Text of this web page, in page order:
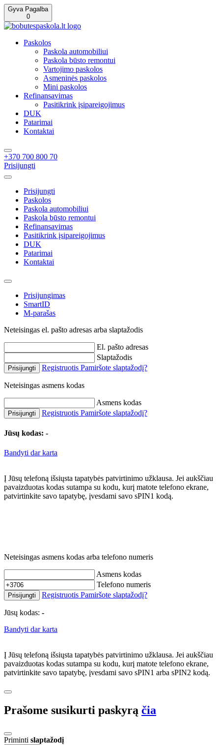
Gyva Pagalba
0
Paskolos
Paskola automobiliui
Paskola būsto remontui
Vartojimo paskolos
Asmeninės paskolos
Mini paskolos
Refinansavimas
Pasitikrink įsipareigojimus
DUK
Patarimai
Kontaktai
+370 700 800 70
Prisijungti
Prisijungti
Paskolos
Paskola automobiliui
Paskola būsto remontui
Refinansavimas
Pasitikrink įsipareigojimus
DUK
Patarimai
Kontaktai
Prisijungimas
SmartID
M-parašas
Neteisingas el. pašto adresas arba slaptažodis
El. pašto adresas
Slaptažodis
Prisijungti Registruotis Pamiršote slaptažodį?
Neteisingas asmens kodas
Asmens kodas
Prisijungti Registruotis Pamiršote slaptažodį?
Jūsų kodas: -
Bandyti dar karta
Į Jūsų telefoną išsiųsta tapatybės patvirtinimo užklausa. Jei aukščiau
pavaizduotas kodas sutampa su kodu, kurį matote telefono ekrane,
patvirtinkite savo tapatybę, įvesdami savo sPIN1 kodą.
Neteisingas asmens kodas arba telefono numeris
Asmens kodas
Telefono numeris
Prisijungti Registruotis Pamiršote slaptažodį?
Jūsų kodas: -
Bandyti dar karta
Į Jūsų telefoną išsiųsta tapatybės patvirtinimo užklausa. Jei aukščiau
pavaizduotas kodas sutampa su kodu, kurį matote telefono ekrane,
patvirtinkite savo tapatybę, įvesdami savo sPIN1 arba sPIN2 kodą.
Prašome susikurti paskyrą čia
Priminti slaptažodį